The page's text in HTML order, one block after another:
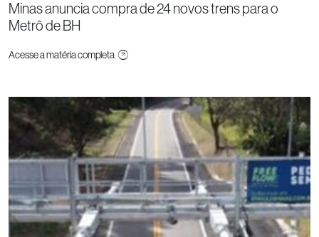
Minas anuncia compra de 24 novos trens para o
Metrô de BH
Acesse a matéria completa